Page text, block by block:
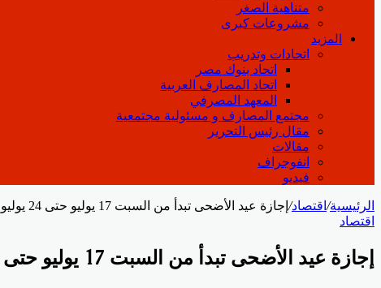
متناهية الصغر
مشروعات كبرى
المزيد
اتحادات وتدريب
اتحاد بنوك مصر
اتحاد المصارف العربية
المعهد المصرفي
مجتمع المصارف و مسئولية مجتمعية
مقال رئيس التحرير
مقالات
انفوجراف
فيديو
الرئيسية/ اقتصاد/ إجازة عيد الأضحى تبدأ من السبت 17 يوليو حتى 24 يوليو الجاري
اقتصاد
إجازة عيد الأضحى تبدأ من السبت 17 يوليو حتى 24 يوليو الجاري